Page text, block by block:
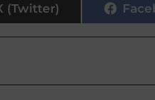
(Twitter)